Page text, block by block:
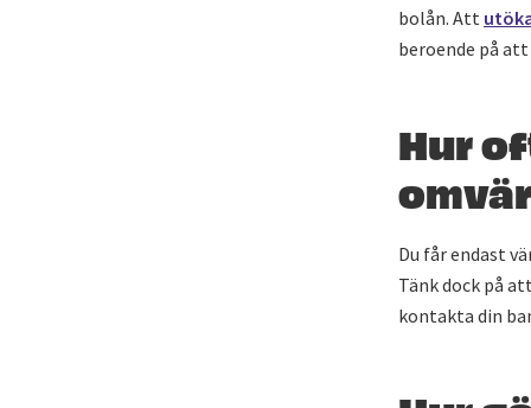
bolån. Att
beroende på
Hur
Du får endast
Tänk dock på
kontakta din